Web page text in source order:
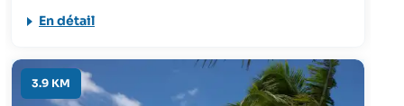
bleu turquoise, de sable blanc scintillant et de
visiteurs!
En détail
3.9 KM